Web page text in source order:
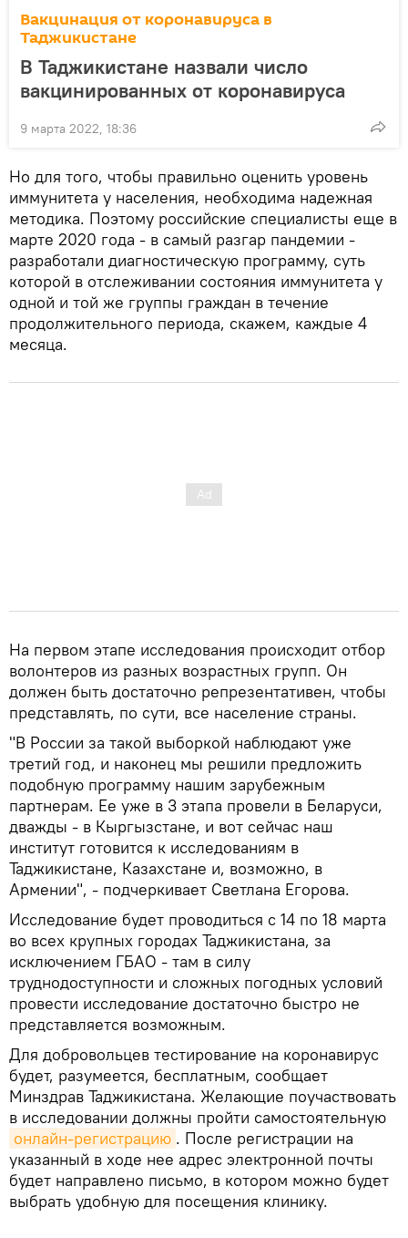
Вакцинация от коронавируса в
Таджикистане
В Таджикистане назвали число
вакцинированных от коронавируса
9 марта 2022, 18:36
Но для того, чтобы правильно оценить уровень
иммунитета у населения, необходима надежная
методика. Поэтому российские специалисты еще в
марте 2020 года - в самый разгар пандемии -
разработали диагностическую программу, суть
которой в отслеживании состояния иммунитета у
одной и той же группы граждан в течение
продолжительного периода, скажем, каждые 4
месяца.
На первом этапе исследования происходит отбор
волонтеров из разных возрастных групп. Он
должен быть достаточно репрезентативен, чтобы
представлять, по сути, все население страны.
"В России за такой выборкой наблюдают уже
третий год, и наконец мы решили предложить
подобную программу нашим зарубежным
партнерам. Ее уже в 3 этапа провели в Беларуси,
дважды - в Кыргызстане, и вот сейчас наш
институт готовится к исследованиям в
Таджикистане, Казахстане и, возможно, в
Армении", - подчеркивает Светлана Егорова.
Исследование будет проводиться с 14 по 18 марта
во всех крупных городах Таджикистана, за
исключением ГБАО - там в силу
труднодоступности и сложных погодных условий
провести исследование достаточно быстро не
представляется возможным.
Для добровольцев тестирование на коронавирус
будет, разумеется, бесплатным, сообщает
Минздрав Таджикистана. Желающие поучаствовать
в исследовании должны пройти самостоятельную
онлайн-регистрацию . После регистрации на
указанный в ходе нее адрес электронной почты
будет направлено письмо, в котором можно будет
выбрать удобную для посещения клинику.